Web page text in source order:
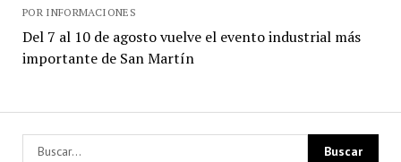
POR INFORMACIONES
Del 7 al 10 de agosto vuelve el evento industrial más
importante de San Martín